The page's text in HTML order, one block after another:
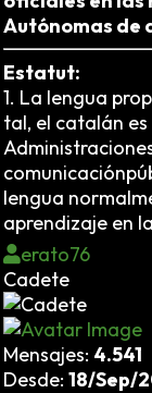
Autónomas de
Estatut:
1. La lengua
tal, el catalán
lengua
aprendizaje en
erato76
Cadete
Mensajes: 4.541
Desde: 18/Sep/